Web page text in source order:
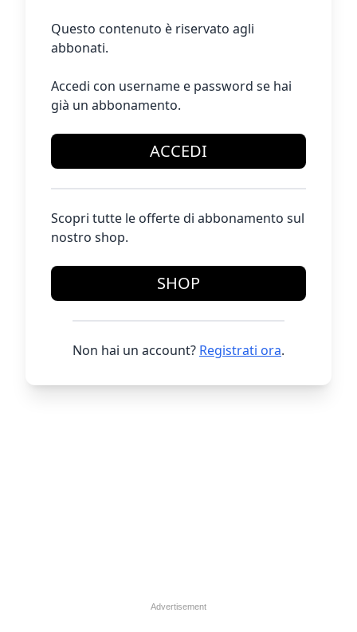
Questo contenuto è riservato agli
abbonati.
Accedi con username e password se hai
già un abbonamento.
ACCEDI
Scopri tutte le offerte di abbonamento sul
nostro shop.
SHOP
Non hai un account? Registrati ora.